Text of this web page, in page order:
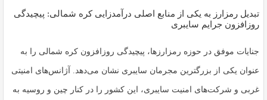
تبدیل رمزارز به یکی از منابع اصلی درآمدزایی کره شمالی: پیچیدگی
روزافزون جرایم سایبری
جنایات موفق در حوزه رمزارزها، پیچیدگی روزافزون کره شمالی را به
عنوان یکی از بزرگترین مجرمان سایبری نشان می‌دهد. آژانس‌های امنیتی
غربی و شرکت‌های امنیت سایبری، این کشور را در کنار چین و روسیه به